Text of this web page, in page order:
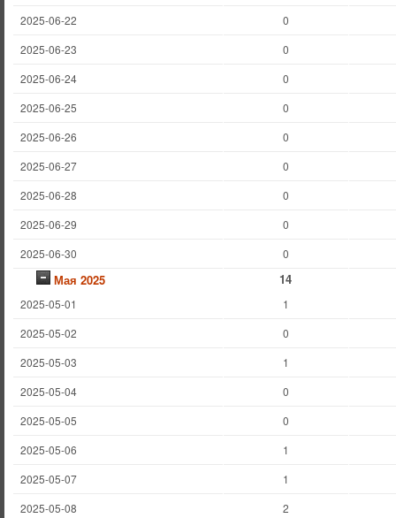
2025-06-22
0
2025-06-23
0
2025-06-24
0
2025-06-25
0
2025-06-26
0
2025-06-27
0
2025-06-28
0
2025-06-29
0
2025-06-30
0
Мая 2025 14
2025-05-01
1
2025-05-02
0
2025-05-03
1
2025-05-04
0
2025-05-05
0
2025-05-06
1
2025-05-07
1
2025-05-08
2